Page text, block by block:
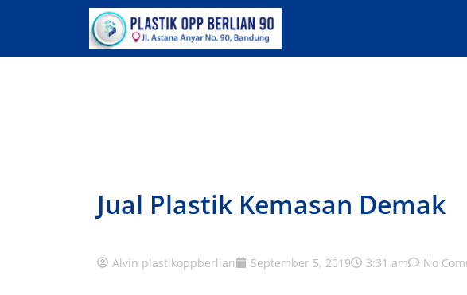
Jual Plastik Kemasan Demak
Alvin plastikoppberlian September 5, 2019 3:31 am No